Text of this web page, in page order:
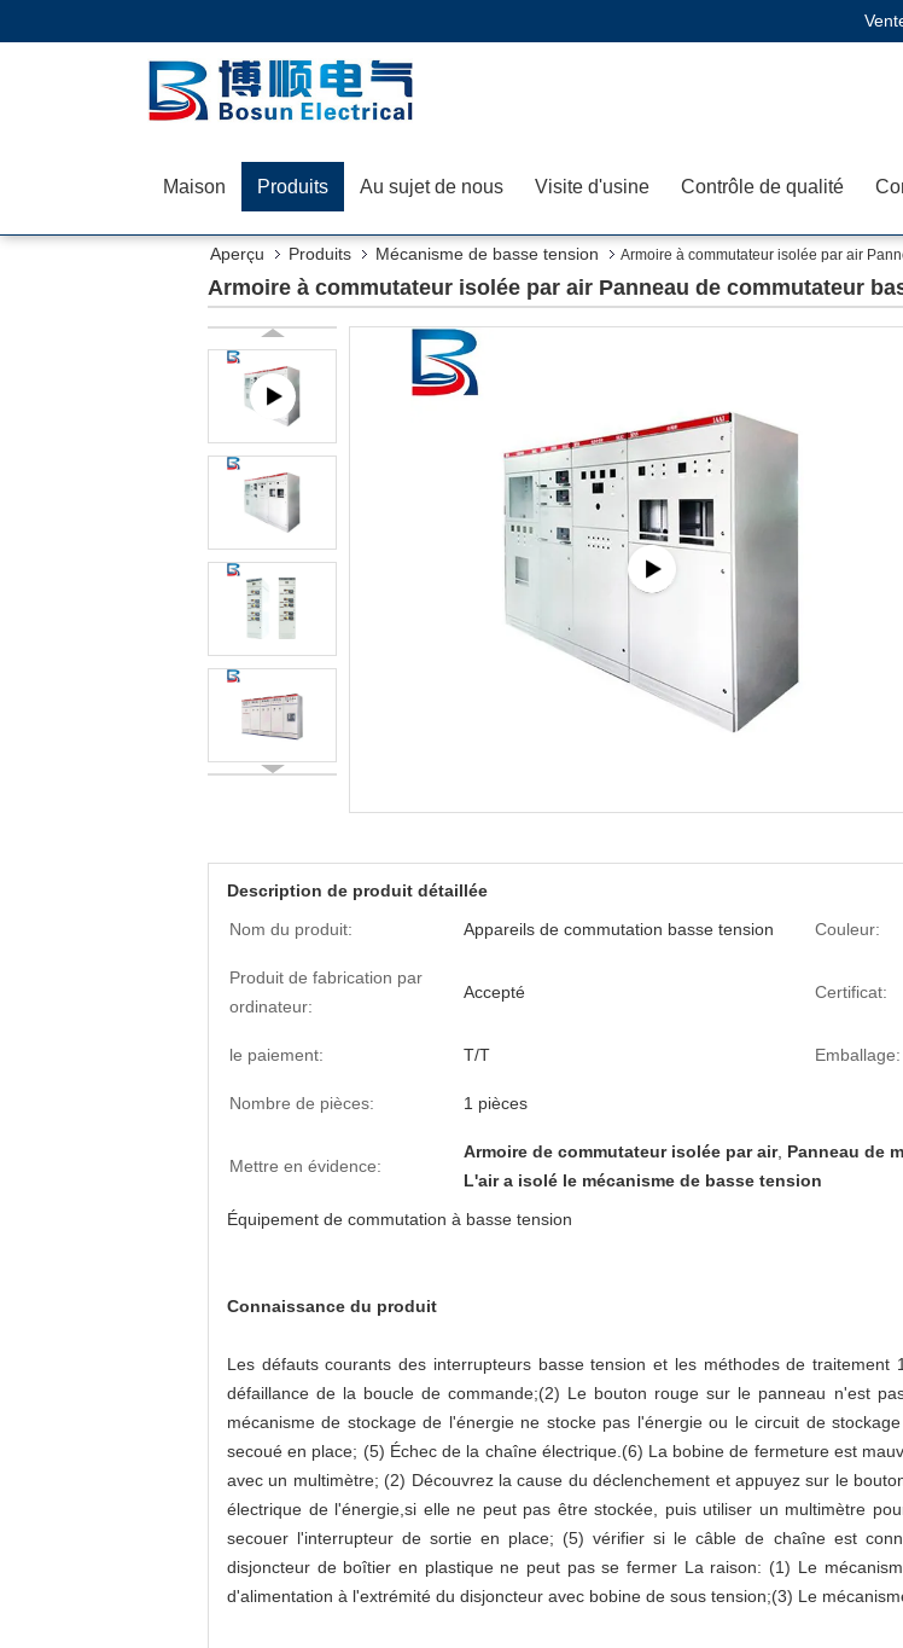
Maison Produits Au sujet de nous Visite d'usine Contrôle de qualité
Aperçu Produits Mécanisme de basse tension Armoire à commutateur isolée par air
Armoire à commutateur isolée par air Panneau de commutateur
Description de produit détaillée
Nom du produit:
Appareils de commutation basse tension Couleur:
Produit de fabrication par
ordinateur:
Accepté Certificat:
le paiement: T/T Emballage:
Nombre de pièces: 1 pièces
Mettre en évidence:
Armoire de commutateur isolée par air, Panneau de
L'air a isolé le mécanisme de basse tension
Équipement de commutation à basse tension
Connaissance du produit
Les défauts courants des interrupteurs basse tension et les méthodes de
défaillance de la boucle de commande;(2) Le bouton rouge sur le panneau n'est
mécanisme de stockage de l'énergie ne stocke pas l'énergie ou le circuit de
secoué en place; (5) Échec de la chaîne électrique.(6) La bobine de fermeture est
avec un multimètre; (2) Découvrez la cause du déclenchement et appuyez sur le
électrique de l'énergie,si elle ne peut pas être stockée, puis utiliser un multimètre
secouer l'interrupteur de sortie en place; (5) vérifier si le câble de chaîne est
disjoncteur de boîtier en plastique ne peut pas se fermer La raison: (1) Le
d'alimentation à l'extrémité du disjoncteur avec bobine de sous tension;(3) Le